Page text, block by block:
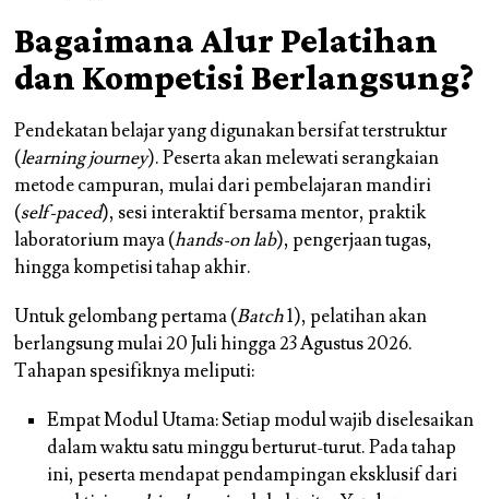
Bagaimana Alur Pelatihan
dan Kompetisi Berlangsung?
Pendekatan belajar yang digunakan bersifat terstruktur
(learning journey). Peserta akan melewati serangkaian
metode campuran, mulai dari pembelajaran mandiri
(self-paced), sesi interaktif bersama mentor, praktik
laboratorium maya (hands-on lab), pengerjaan tugas,
hingga kompetisi tahap akhir.
Untuk gelombang pertama (Batch1), pelatihan akan
berlangsung mulai 20 Juli hingga 23 Agustus 2026.
Tahapan spesifiknya meliputi:
Empat Modul Utama: Setiap modul wajib diselesaikan
dalam waktu satu minggu berturut-turut. Pada tahap
ini, peserta mendapat pendampingan eksklusif dari